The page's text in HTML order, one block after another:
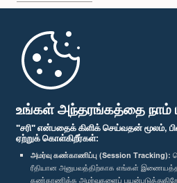
உங்கள் அந்தரங்கத்தை நாம்
"சரி" என்பதைக் கிளிக் செய்வதன் மூலம்,
ஏற்றுக் கொள்கிறீர்கள்:
அமர்வு கண்காணிப்பு (Session Tracking):
ரீதியான அனுபவத்திற்காக எங்கள்
கண்காணிக்க அமர்வுகளைப்
முதற்பக்கம்
பாராளுமன்ற கையடக்க செயலி
எம்மை பின்தொடர்க :